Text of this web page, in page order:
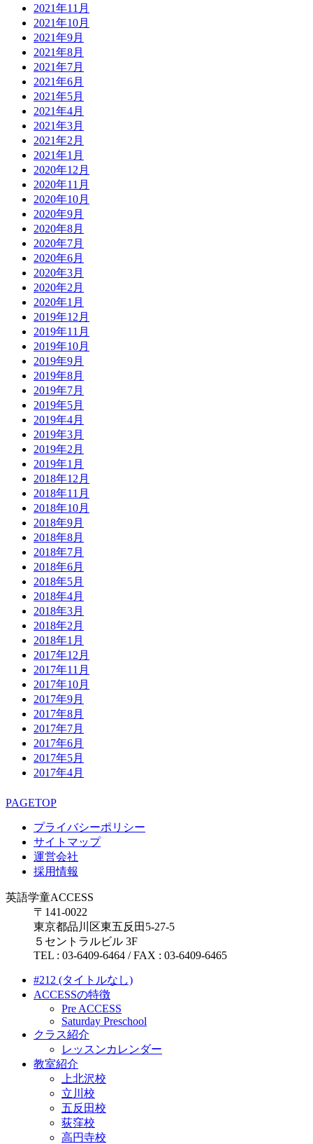
2021年11月
2021年10月
2021年9月
2021年8月
2021年7月
2021年6月
2021年5月
2021年4月
2021年3月
2021年2月
2021年1月
2020年12月
2020年11月
2020年10月
2020年9月
2020年8月
2020年7月
2020年6月
2020年3月
2020年2月
2020年1月
2019年12月
2019年11月
2019年10月
2019年9月
2019年8月
2019年7月
2019年5月
2019年4月
2019年3月
2019年2月
2019年1月
2018年12月
2018年11月
2018年10月
2018年9月
2018年8月
2018年7月
2018年6月
2018年5月
2018年4月
2018年3月
2018年2月
2018年1月
2017年12月
2017年11月
2017年10月
2017年9月
2017年8月
2017年7月
2017年6月
2017年5月
2017年4月
PAGETOP
プライバシーポリシー
サイトマップ
運営会社
採用情報
英語学童ACCESS
〒141-0022
東京都品川区東五反田5-27-5
５セントラルビル 3F
TEL : 03-6409-6464 / FAX : 03-6409-6465
#212 (タイトルなし)
ACCESSの特徴
Pre ACCESS
Saturday Preschool
クラス紹介
レッスンカレンダー
教室紹介
上北沢校
立川校
五反田校
荻窪校
高円寺校